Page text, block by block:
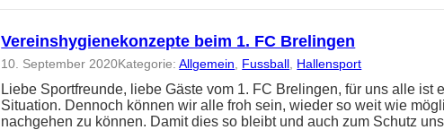
Vereinshygienekonzepte beim 1. FC Brelingen
10. September 2020Kategorie:Allgemein Fussball Hallensport
Liebe Sportfreunde, liebe Gäste vom 1. FC Brelingen, für uns alle ist
Situation. Dennoch können wir alle froh sein, wieder so weit wie
nachgehen zu können. Damit dies so bleibt und auch zum Schutz